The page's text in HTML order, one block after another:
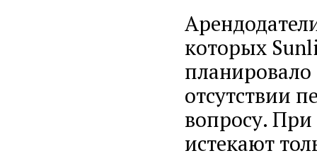
которых
отсутствии
вопросу.
истекают